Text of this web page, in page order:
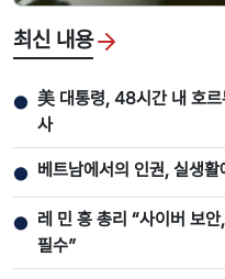
최신 내용
● 美 대통령, 48시간 내 호르
사
● 베트남에서의 인권, 실생활
● 레 민 흥 총리 “사이버 보안
필수”